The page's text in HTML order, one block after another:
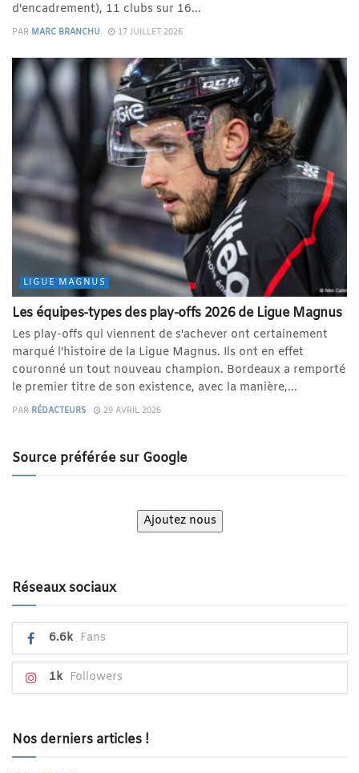
d'encadrement), 11 clubs sur 16...
PAR MARC BRANCHU 17 JUILLET 2026
LIGUE MAGNUS
Les équipes-types des play-offs 2026 de Ligue Magnus
Les play-offs qui viennent de s'achever ont certainement
marqué l'histoire de la Ligue Magnus. Ils ont en effet
couronné un tout nouveau champion. Bordeaux a remporté
le premier titre de son existence, avec la manière,...
PAR RÉDACTEURS 29 AVRIL 2026
Source préférée sur Google
Ajoutez nous
Réseaux sociaux
6.6k Fans
1k Followers
Nos derniers articles !